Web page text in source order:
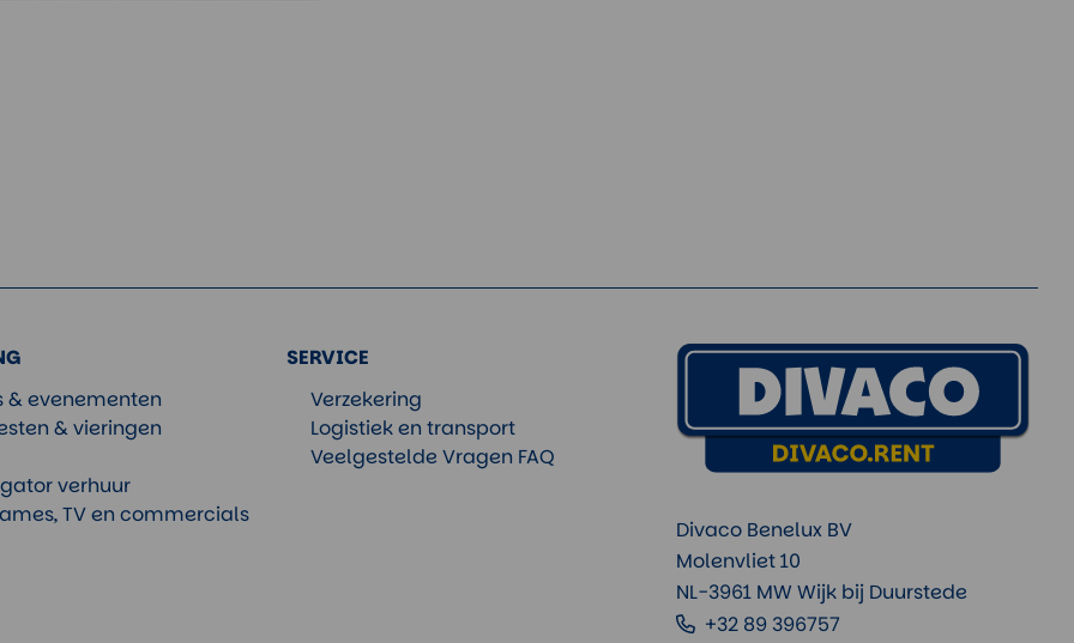
& evenementen
& vieringen
verhuur
TV en commercials
SERVICE
Verzekering
Logistiek en transport
Veelgestelde Vragen FAQ
Divaco Benelux BV
Molenvliet 10
NL-3961 MW Wijk bij Duurstede
+32 89 396757